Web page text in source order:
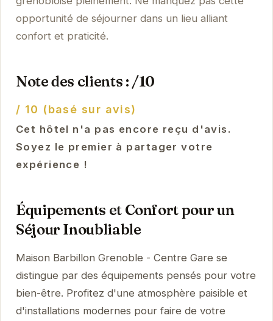
opportunité de séjourner dans un lieu alliant
confort et praticité.
Note des clients : /10
/ 10 (basé sur avis)
Cet hôtel n'a pas encore reçu d'avis.
Soyez le premier à partager votre
expérience !
Équipements et Confort pour un
Séjour Inoubliable
Maison Barbillon Grenoble - Centre Gare se
distingue par des équipements pensés pour votre
bien-être. Profitez d'une atmosphère paisible et
d'installations modernes pour faire de votre